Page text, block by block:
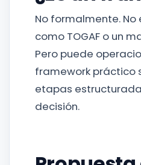
No formalmente.
como TOGAF o un
Pero puede
framework práctico
etapas
decisión.